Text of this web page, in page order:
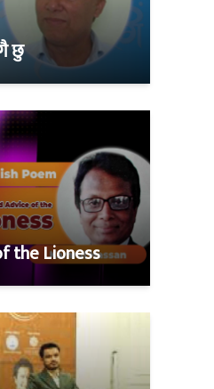
छु
the Lioness